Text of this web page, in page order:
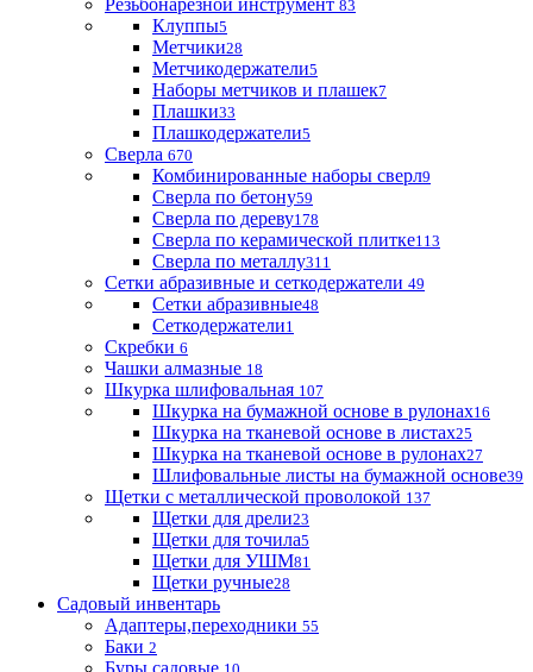
Резьбонарезной инструмент 83
Клуппы5
Метчики28
Метчикодержатели5
Наборы метчиков и плашек7
Плашки33
Плашкодержатели5
Сверла 670
Комбинированные наборы сверл9
Сверла по бетону59
Сверла по дереву178
Сверла по керамической плитке113
Сверла по металлу311
Сетки абразивные и сеткодержатели 49
Сетки абразивные48
Сеткодержатели1
Скребки 6
Чашки алмазные 18
Шкурка шлифовальная 107
Шкурка на бумажной основе в рулонах16
Шкурка на тканевой основе в листах25
Шкурка на тканевой основе в рулонах27
Шлифовальные листы на бумажной основе39
Щетки с металлической проволокой 137
Щетки для дрели23
Щетки для точила5
Щетки для УШМ81
Щетки ручные28
Садовый инвентарь
Адаптеры,переходники 55
Баки 2
Буры садовые